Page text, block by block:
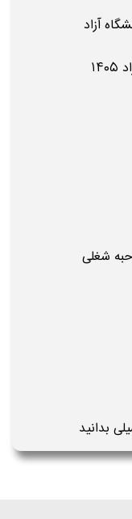
آزاد
شغلی
بدانید